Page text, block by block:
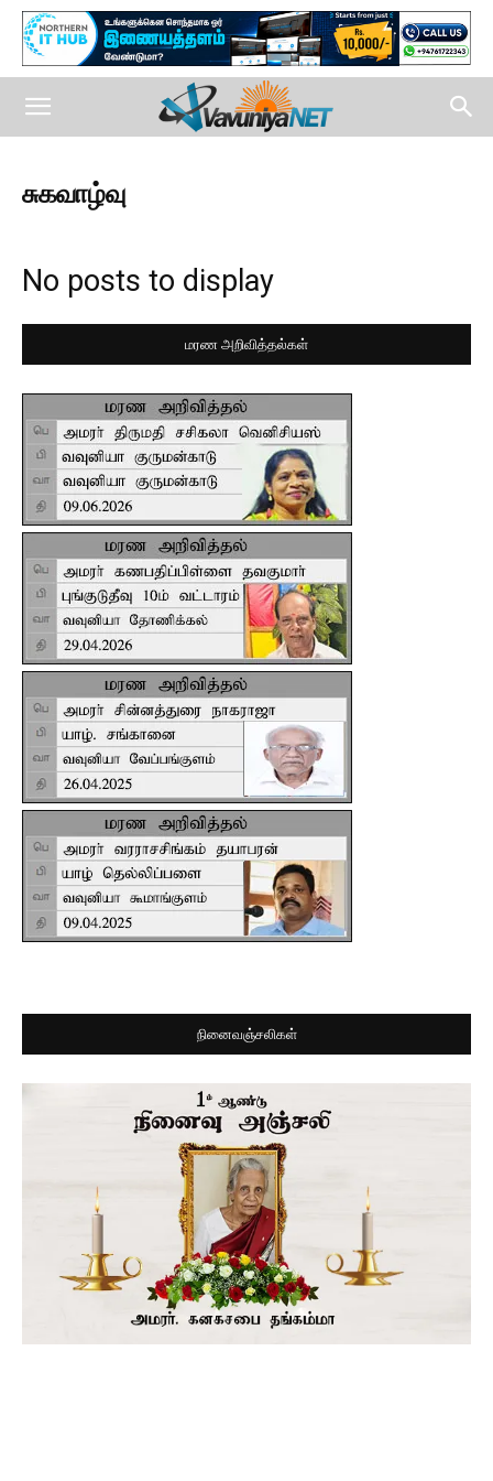
சுகவாழ்வு
No posts to display
மரண அறிவித்தல்கள்
நினைவஞ்சலிகள்